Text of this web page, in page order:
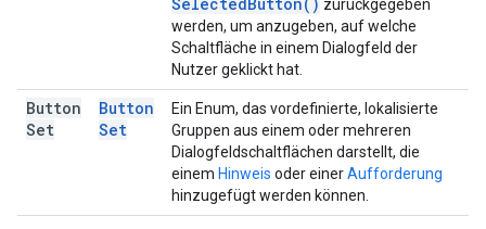
zurückgegeben
werden, um anzugeben, auf welche
Schaltfläche in einem Dialogfeld der
Nutzer geklickt hat.
Button
Set
Button
Set
Ein Enum, das vordefinierte, lokalisierte
Gruppen aus einem oder mehreren
Dialogfeldschaltflächen darstellt, die
einem Hinweis oder einerAufforderung
hinzugefügt werden können.